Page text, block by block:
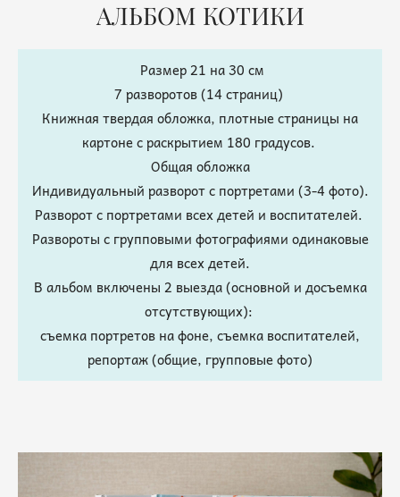
АЛЬБОМ КОТИКИ
Размер 21 на 30 см
7 разворотов (14 страниц)
Книжная твердая обложка, плотные страницы на
картоне с раскрытием 180 градусов.
Общая обложка
Индивидуальный разворот с портретами (3-4 фото).
Разворот с портретами всех детей и воспитателей.
Развороты с групповыми фотографиями одинаковые
для всех детей.
В альбом включены 2 выезда (основной и досъемка
отсутствующих):
съемка портретов на фоне, съемка воспитателей,
репортаж (общие, групповые фото)